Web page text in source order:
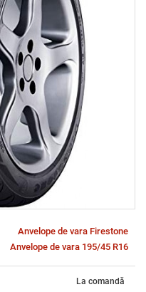
Anvelope de vara Firestone
Anvelope de vara 195/45 R16
La comandă